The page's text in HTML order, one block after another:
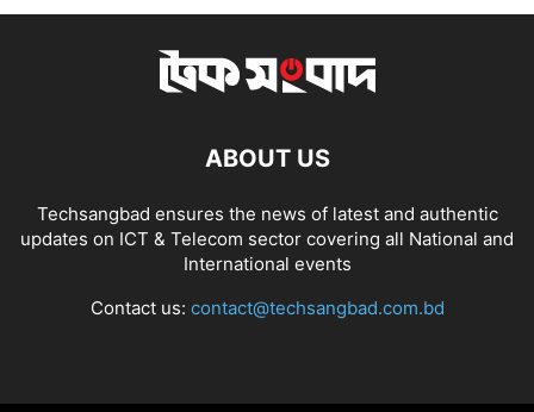
ABOUT US
Techsangbad ensures the news of latest and authentic
updates on ICT & Telecom sector covering all National and
International events
Contact us: contact@techsangbad.com.bd